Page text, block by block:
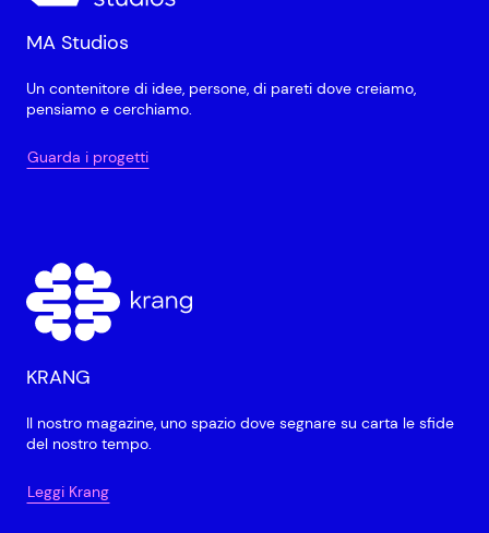
MA Studios
Un contenitore di idee, persone, di pareti dove creiamo,
pensiamo e cerchiamo.
Guarda i progetti
KRANG
Il nostro magazine, uno spazio dove segnare su carta le sfide
del nostro tempo.
Leggi Krang